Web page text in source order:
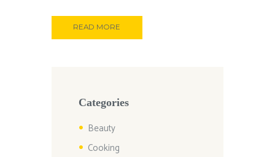
READ MORE
Categories
Beauty
Cooking